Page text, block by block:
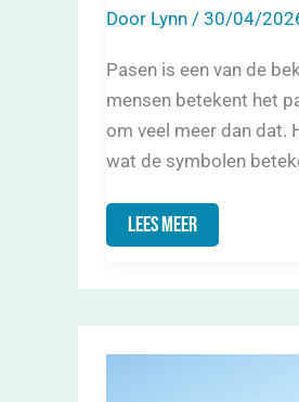
Door Lynn / 30/04/
Pasen is een van de
mensen betekent het
om veel meer dan dat.
wat de symbolen
Lees Meer